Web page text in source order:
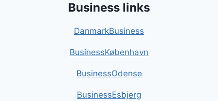
Business links
DanmarkBusiness
BusinessKøbenhavn
BusinessOdense
BusinessEsbjerg